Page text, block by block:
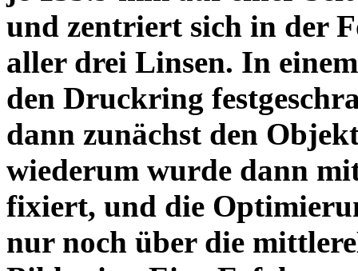
und zentriert sich in der
aller drei Linsen. In
den Druckring
dann zunächst den
wiederum wurde dann
fixiert, und die
nur noch über die